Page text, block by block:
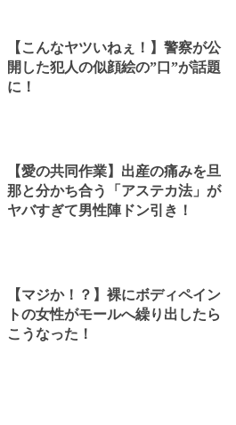
【こんなヤツいねぇ！】警察が公
開した犯人の似顔絵の”口”が話題
に！
【愛の共同作業】出産の痛みを旦
那と分かち合う「アステカ法」が
ヤバすぎて男性陣ドン引き！
【マジか！？】裸にボディペイン
トの女性がモールへ繰り出したら
こうなった！